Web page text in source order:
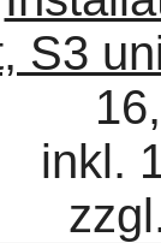
S3
inkl.